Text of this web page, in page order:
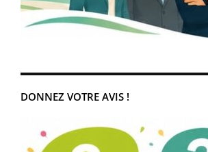
DONNEZ VOTRE AVIS !